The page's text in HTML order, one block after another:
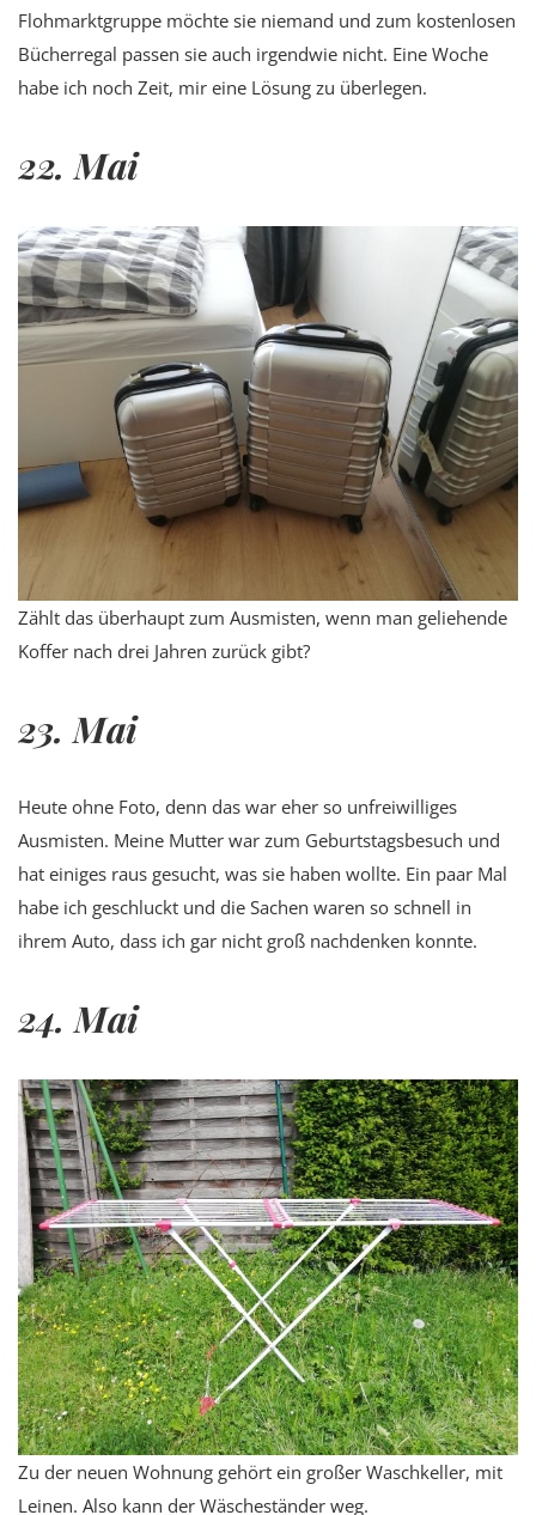
Flohmarktgruppe möchte sie niemand und zum kostenlosen
Bücherregal passen sie auch irgendwie nicht. Eine Woche
habe ich noch Zeit, mir eine Lösung zu überlegen.
22. Mai
Zählt das überhaupt zum Ausmisten, wenn man geliehende
Koffer nach drei Jahren zurück gibt?
23. Mai
Heute ohne Foto, denn das war eher so unfreiwilliges
Ausmisten. Meine Mutter war zum Geburtstagsbesuch und
hat einiges raus gesucht, was sie haben wollte. Ein paar Mal
habe ich geschluckt und die Sachen waren so schnell in
ihrem Auto, dass ich gar nicht groß nachdenken konnte.
24. Mai
Zu der neuen Wohnung gehört ein großer Waschkeller, mit
Leinen. Also kann der Wäscheständer weg.